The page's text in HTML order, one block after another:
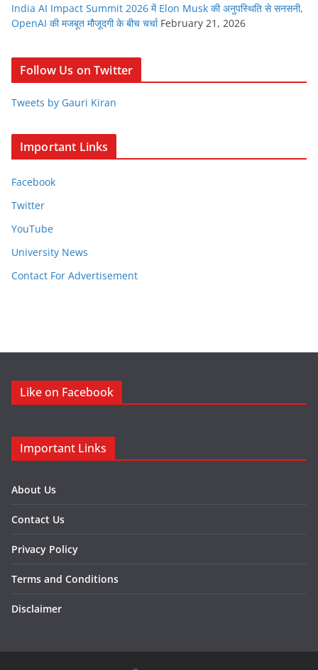
India AI Impact Summit 2026 में Elon Musk की अनुपस्थिति से सनसनी,
OpenAI की मजबूत मौजूदगी के बीच चर्चा February 21, 2026
Follow Us on Twitter
Tweets by Gauri Kiran
Important Links
Facebook
Twitter
YouTube
University News
Contact For Advertisement
Like on Facebook
Important Links
About Us
Contact Us
Privacy Policy
Terms and Conditions
Disclaimer